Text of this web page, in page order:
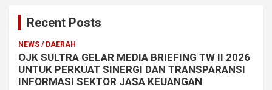
Recent Posts
NEWS / DAERAH
OJK SULTRA GELAR MEDIA BRIEFING TW II 2026
UNTUK PERKUAT SINERGI DAN TRANSPARANSI
INFORMASI SEKTOR JASA KEUANGAN